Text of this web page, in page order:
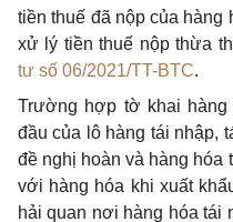
tiền thuế đã nộp của hàng
xử lý tiền thuế nộp thừa
tư số 06/2021/TT-BTC.
Trường hợp tờ khai hàng
đầu của lô hàng tái nhập,
đề nghị hoàn và hàng hóa
với hàng hóa khi xuất
hải quan nơi hàng hóa tái